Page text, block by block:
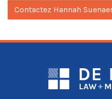
Contactez Hannah